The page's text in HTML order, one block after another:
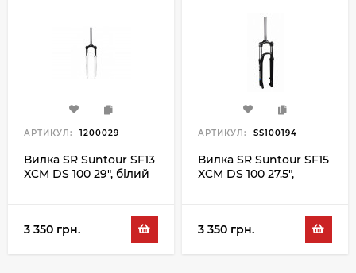
АРТИКУЛ: 1200029
Вилка SR Suntour SF13
XCM DS 100 29", білий
3 350 грн.
АРТИКУЛ: SS100194
Вилка SR Suntour SF15
XCM DS 100 27.5",
3 350 грн.